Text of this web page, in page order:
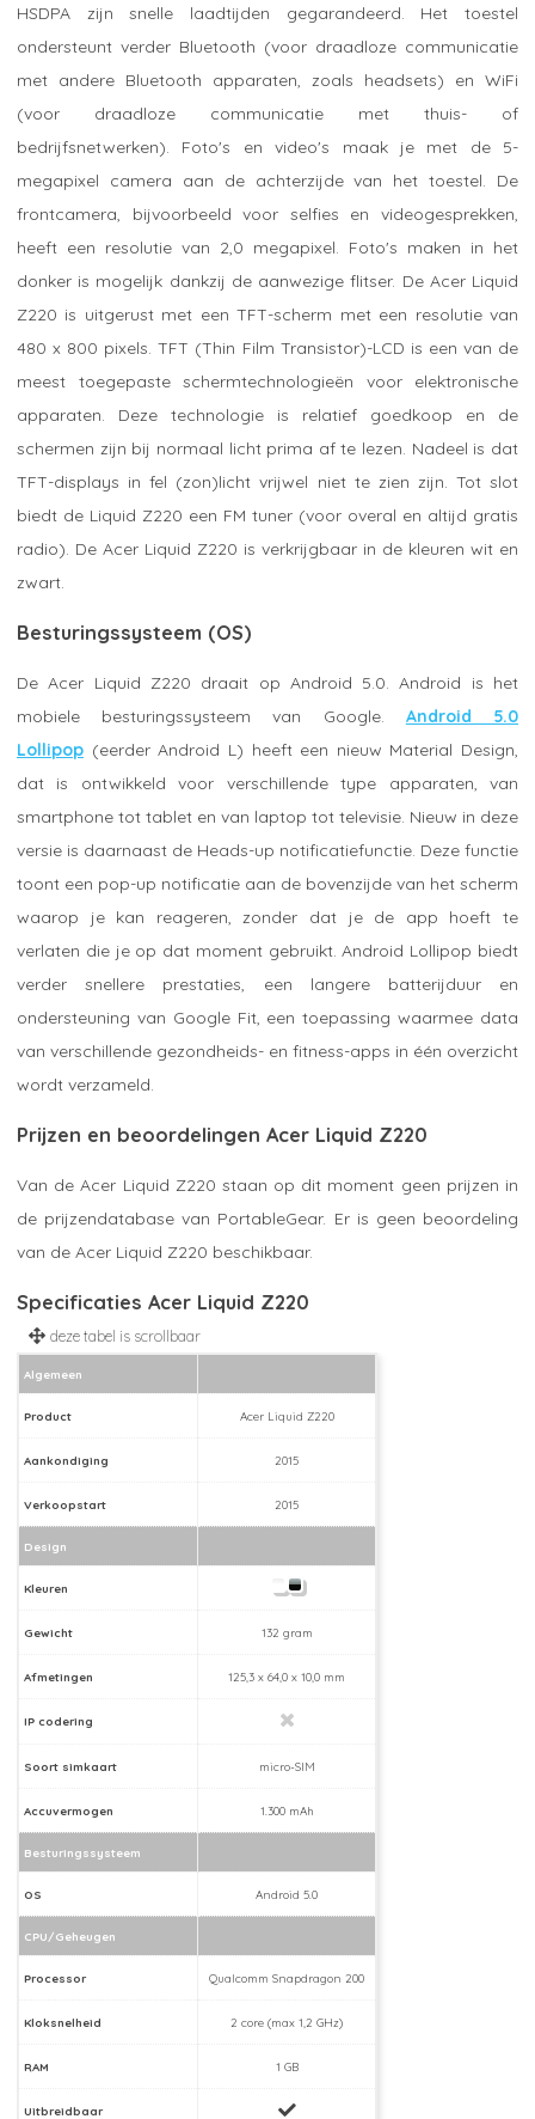
HSDPA zijn snelle laadtijden gegarandeerd. Het toestel
ondersteunt verder Bluetooth (voor draadloze communicatie
met andere Bluetooth apparaten, zoals headsets) en WiFi
(voor draadloze communicatie met thuis- of
bedrijfsnetwerken). Foto's en video's maak je met de 5-
megapixel camera aan de achterzijde van het toestel. De
frontcamera, bijvoorbeeld voor selfies en videogesprekken,
heeft een resolutie van 2,0 megapixel. Foto's maken in het
donker is mogelijk dankzij de aanwezige flitser. De Acer Liquid
Z220 is uitgerust met een TFT-scherm met een resolutie van
480 x 800 pixels. TFT (Thin Film Transistor)-LCD is een van de
meest toegepaste schermtechnologieën voor elektronische
apparaten. Deze technologie is relatief goedkoop en de
schermen zijn bij normaal licht prima af te lezen. Nadeel is dat
TFT-displays in fel (zon)licht vrijwel niet te zien zijn. Tot slot
biedt de Liquid Z220 een FM tuner (voor overal en altijd gratis
radio). De Acer Liquid Z220 is verkrijgbaar in de kleuren wit en
zwart.
Besturingssysteem (OS)
De Acer Liquid Z220 draait op Android 5.0. Android is het
mobiele besturingssysteem van Google. Android 5.0
Lollipop (eerder Android L) heeft een nieuw Material Design,
dat is ontwikkeld voor verschillende type apparaten, van
smartphone tot tablet en van laptop tot televisie. Nieuw in deze
versie is daarnaast de Heads-up notificatiefunctie. Deze functie
toont een pop-up notificatie aan de bovenzijde van het scherm
waarop je kan reageren, zonder dat je de app hoeft te
verlaten die je op dat moment gebruikt. Android Lollipop biedt
verder snellere prestaties, een langere batterijduur en
ondersteuning van Google Fit, een toepassing waarmee data
van verschillende gezondheids- en fitness-apps in één overzicht
wordt verzameld.
Prijzen en beoordelingen Acer Liquid Z220
Van de Acer Liquid Z220 staan op dit moment geen prijzen in
de prijzendatabase van PortableGear. Er is geen beoordeling
van de Acer Liquid Z220 beschikbaar.
Specificaties Acer Liquid Z220
Algemeen
Product Acer Liquid Z220
Aankondiging 2015
Verkoopstart 2015
Design
Kleuren
Gewicht 132 gram
Afmetingen 125,3 x 64,0 x 10,0 mm
IP codering
Soort simkaart micro-SIM
Accuvermogen 1.300 mAh
Besturingssysteem
OS Android 5.0
CPU/Geheugen
Processor Qualcomm Snapdragon 200
Kloksnelheid 2 core (max 1,2 GHz)
RAM 1 GB
Uitbreidbaar